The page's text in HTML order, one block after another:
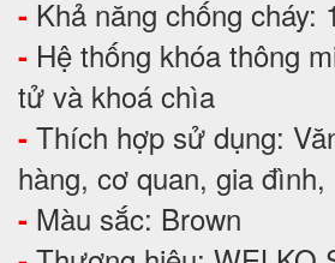
- Khả năng chống cháy:
- Hệ thống khóa thông
tử và khoá chìa
- Thích hợp sử dụng:
hàng, cơ quan, gia đình,
- Màu sắc: Brown